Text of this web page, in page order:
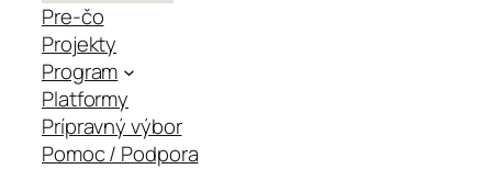
Pre-čo
Projekty
Program
Platformy
Prípravný výbor
Pomoc / Podpora